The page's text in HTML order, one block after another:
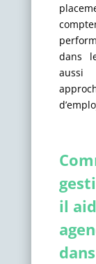
dans
aussi
il